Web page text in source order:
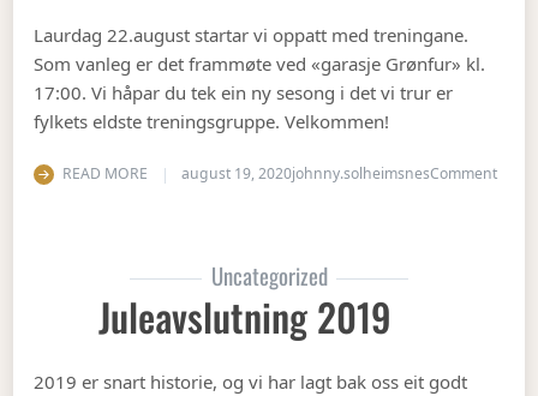
Laurdag 22.august startar vi oppatt med treningane.
Som vanleg er det frammøte ved «garasje Grønfur» kl.
17:00. Vi håpar du tek ein ny sesong i det vi trur er
fylkets eldste treningsgruppe. Velkommen!
READ MORE august 19, 2020johnny.solheimsnesCommenton
Uncategorized
Juleavslutning 2019
2019 er snart historie, og vi har lagt bak oss eit godt